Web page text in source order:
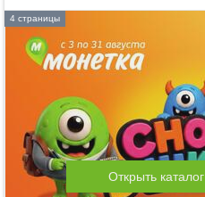
Открыть каталог
4 страницы